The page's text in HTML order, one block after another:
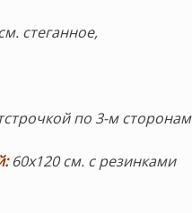
стеганное,
по 3-м сторонам
60х120 см. с резинками